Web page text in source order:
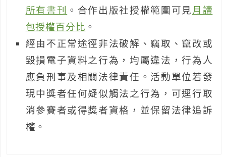
所有書刊
。合作出版社授權範圍可見月讀
包授權百分比 。
經由不正常途徑非法破解、竊取、竄改或
毀損電子資料之行為，均屬違法，行為人
應負刑事及相關法律責任。活動單位若發
現中獎者任何疑似觸法之行為，可逕行取
消參賽者或得獎者資格，並保留法律追訴
權。